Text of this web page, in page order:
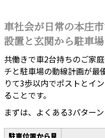
車社会が日常の本庄
設置と玄関から駐車
共働きで車2台持ちのご家
チと駐車場の動線計画が最
りて3歩以内でポストとイ
ることです。
まずは、よくある3パターン